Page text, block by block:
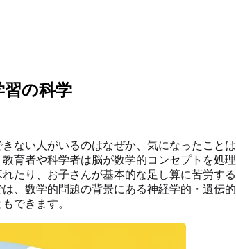
習の科学
ない人がいるのはなぜか、気になったこ
育者や科学者は脳が数学的コンセプトを処
たり、お子さんが基本的な足し算に苦労
、数学的問題の背景にある神経学的・遺
できます。